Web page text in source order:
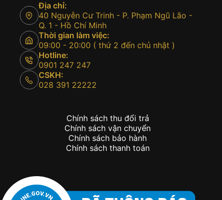
Địa chỉ:
40 Nguyễn Cư Trinh - P. Phạm Ngũ Lão -
Q. 1 - Hồ Chí Minh
Thời gian làm việc:
09:00 - 20:00 ( thứ 2 đến chủ nhật )
Hotline:
0901 247 247
CSKH:
028 391 22222
Chính sách thu đổi trả
Chính sách vận chuyển
Chính sách bảo hành
Chính sách thanh toán